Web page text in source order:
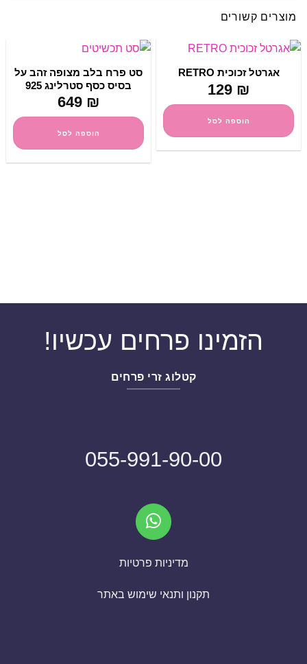
מוצרים קשורים
אגרטל זכוכית RETRO
129 ₪
הוספה לסל
סט פרח בלב מצופה זהב על
בסיס כסף סטרלינג 925
649 ₪
הוספה לסל
הזמינו פרחים עכשיו!
קטלוג זרי פרחים
055-991-90-00
מדיניות פרטיות
תקנון ותנאי שימוש באתר